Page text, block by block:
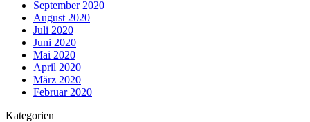
September 2020
August 2020
Juli 2020
Juni 2020
Mai 2020
April 2020
März 2020
Februar 2020
Kategorien